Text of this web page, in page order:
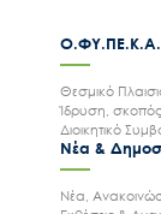
Ο.ΦΥ.ΠΕ.Κ.Α.
Θεσμικό
Ίδρυση,
Διοικητικό
Νέα &
Νέα,